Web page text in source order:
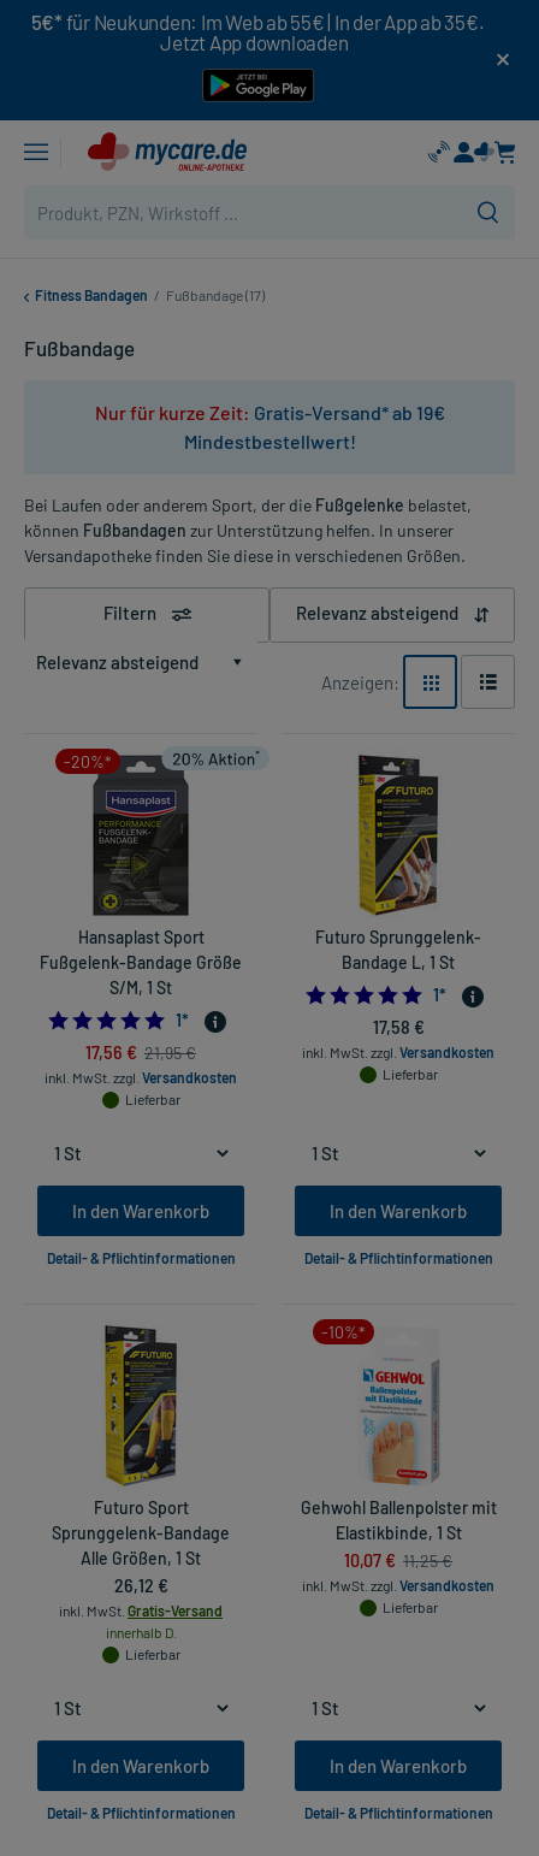
5€* für Neukunden: Im Web ab 55€ | In der App ab 35€.
Jetzt App downloaden
Fitness Bandagen / Fußbandage (17)
Fußbandage
Nur für kurze Zeit: Gratis-Versand* ab 19€
Mindestbestellwert!
Bei Laufen oder anderem Sport, der die Fußgelenke belastet,
können Fußbandagen zur Unterstützung helfen. In unserer
Versandapotheke finden Sie diese in verschiedenen Größen.
Filtern Relevanz absteigend
Relevanz absteigend
Anzeigen:
-20%*
Hansaplast Sport
Fußgelenk-Bandage Größe
S/M, 1 St
5.0
1*
17,56 € 21,95 €
inkl. MwSt. zzgl. Versandkosten
Lieferbar
In den Warenkorb
Detail- & Pflichtinformationen
Futuro Sprunggelenk-
Bandage L, 1 St
5.0
1*
17,58 €
inkl. MwSt. zzgl. Versandkosten
Lieferbar
In den Warenkorb
Detail- & Pflichtinformationen
Futuro Sport
Sprunggelenk-Bandage
Alle Größen, 1 St
26,12 €
inkl. MwSt. Gratis-Versand
innerhalb D.
Lieferbar
In den Warenkorb
Detail- & Pflichtinformationen
-10%*
Gehwohl Ballenpolster mit
Elastikbinde, 1 St
10,07 € 11,25 €
inkl. MwSt. zzgl. Versandkosten
Lieferbar
In den Warenkorb
Detail- & Pflichtinformationen